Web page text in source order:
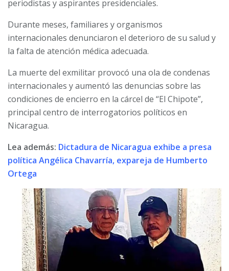
periodistas y aspirantes presidenciales.
Durante meses, familiares y organismos
internacionales denunciaron el deterioro de su salud y
la falta de atención médica adecuada.
La muerte del exmilitar provocó una ola de condenas
internacionales y aumentó las denuncias sobre las
condiciones de encierro en la cárcel de “El Chipote”,
principal centro de interrogatorios políticos en
Nicaragua.
Lea además: Dictadura de Nicaragua exhibe a presa
política Angélica Chavarría, expareja de Humberto
Ortega